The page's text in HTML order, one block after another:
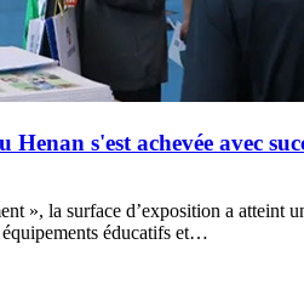
s'est achevée avec
», la surface d’exposition a atteint
équipements éducatifs et…